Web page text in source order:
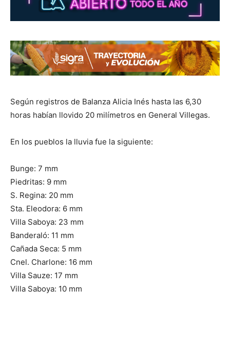
Según registros de Balanza Alicia Inés hasta las 6,30
horas habían llovido 20 milímetros en General Villegas.
En los pueblos la lluvia fue la siguiente:
Bunge: 7 mm
Piedritas: 9 mm
S. Regina: 20 mm
Sta. Eleodora: 6 mm
Villa Saboya: 23 mm
Banderaló: 11 mm
Cañada Seca: 5 mm
Cnel. Charlone: 16 mm
Villa Sauze: 17 mm
Villa Saboya: 10 mm